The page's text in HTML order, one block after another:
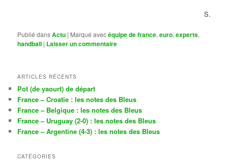
S.
Publié dansActu | Marqué avecéquipe de france,euro,experts,
handball | Laisser un commentaire
ARTICLES RÉCENTS
Pot (de yaourt) de départ
France – Croatie : les notes des Bleus
France – Belgique : les notes des Bleus
France – Uruguay (2-0) : les notes des Bleus
France – Argentine (4-3) : les notes des Bleus
CATÉGORIES